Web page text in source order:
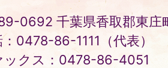
0692 千葉県香取郡東庄
0478-86-1111（代表）
ックス：0478-86-4051